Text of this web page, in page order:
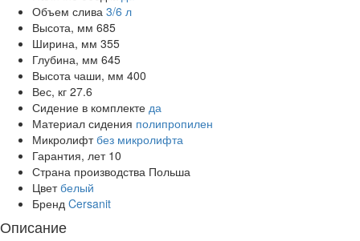
Объем слива 3/6 л
Высота, мм 685
Ширина, мм 355
Глубина, мм 645
Высота чаши, мм 400
Вес, кг 27.6
Сидение в комплекте да
Материал сидения полипропилен
Микролифт без микролифта
Гарантия, лет 10
Страна производства Польша
Цвет белый
Бренд Cersanit
Описание